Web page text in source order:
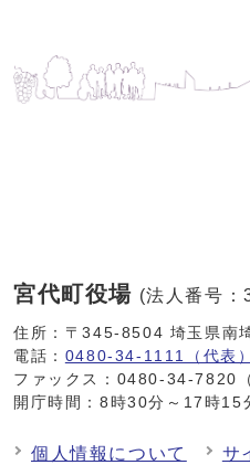
宮代町役場 (法人番号
住所：〒345-8504 埼玉県南
電話： 0480-34-1111（代表）
ファックス：0480-34-7820
開庁時間：8時30分～17時15
個人情報について サ